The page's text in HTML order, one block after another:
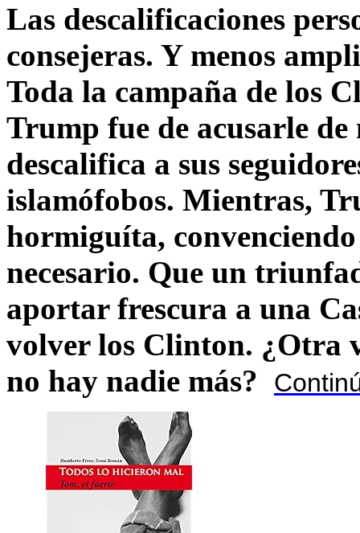
Las descalificaciones
consejeras. Y menos
Toda la campaña de los
Trump fue de acusarle
descalifica a sus
islamófobos. Mientras,
hormiguíta,
necesario. Que un
aportar frescura a una
volver los Clinton. ¿Otra
no hay nadie más?